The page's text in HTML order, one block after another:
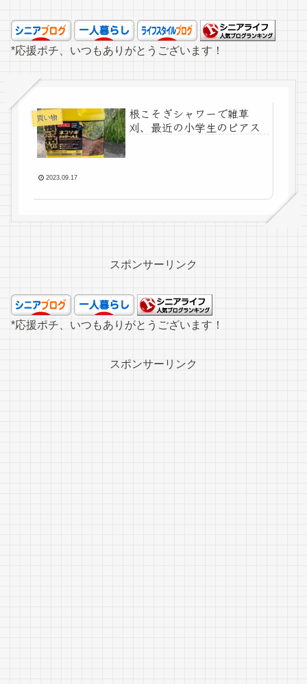
*応援ポチ、いつもありがとうございます！
買い物
根こそぎシャワーで雑草
刈、最近の小学生のピアス
2023.09.17
スポンサーリンク
*応援ポチ、いつもありがとうございます！
スポンサーリンク